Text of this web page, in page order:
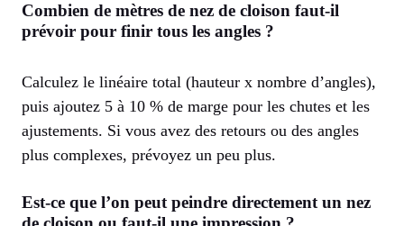
Combien de mètres de nez de cloison faut-il
prévoir pour finir tous les angles ?
Calculez le linéaire total (hauteur x nombre d’angles),
puis ajoutez 5 à 10 % de marge pour les chutes et les
ajustements. Si vous avez des retours ou des angles
plus complexes, prévoyez un peu plus.
Est-ce que l’on peut peindre directement un nez